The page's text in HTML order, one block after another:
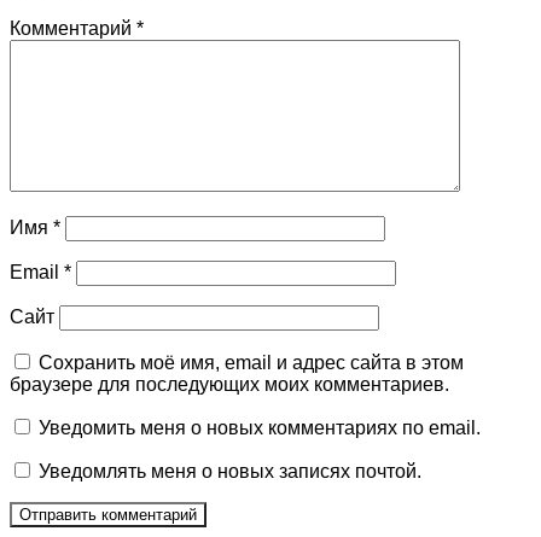
Комментарий *
Имя *
Email *
Сайт
Сохранить моё имя, email и адрес сайта в этом
браузере для последующих моих комментариев.
Уведомить меня о новых комментариях по email.
Уведомлять меня о новых записях почтой.